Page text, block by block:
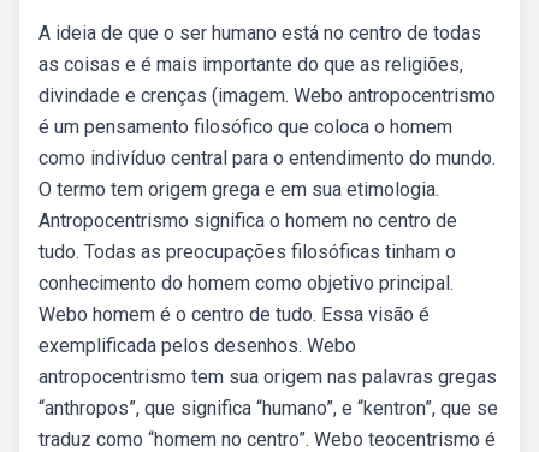
A ideia de que o ser humano está no centro de todas
as coisas e é mais importante do que as religiões,
divindade e crenças (imagem. Webo antropocentrismo
é um pensamento filosófico que coloca o homem
como indivíduo central para o entendimento do mundo.
O termo tem origem grega e em sua etimologia.
Antropocentrismo significa o homem no centro de
tudo. Todas as preocupações filosóficas tinham o
conhecimento do homem como objetivo principal.
Webo homem é o centro de tudo. Essa visão é
exemplificada pelos desenhos. Webo
antropocentrismo tem sua origem nas palavras gregas
“anthropos”, que significa “humano”, e “kentron”, que se
traduz como “homem no centro”. Webo teocentrismo é